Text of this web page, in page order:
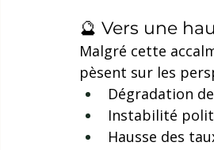
🔮 Vers une
Malgré cette
pèsent sur les
Dégradation
Instabilité
Hausse des